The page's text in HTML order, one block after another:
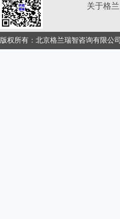
关于格兰
版权所有：北京格兰瑞智咨询有限公司